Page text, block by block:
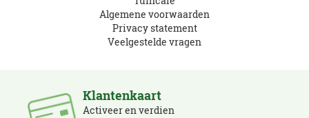
Algemene voorwaarden
Privacy statement
Veelgestelde vragen
Klantenkaart
Activeer en verdien